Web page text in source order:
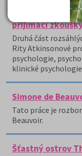
Rita Atkinson a
přijímací
Druhá část
Rity Atkinsonové
psychologie,
klinické
Simone de
Tato práce je
Beauvoir.
Šťastný ostrov